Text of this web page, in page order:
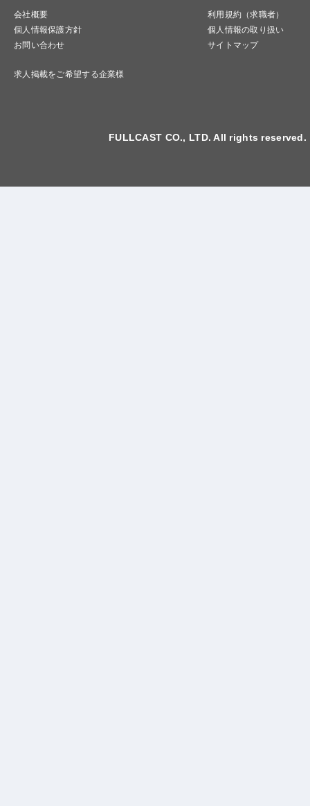
会社概要
利用規約（求職者）
個人情報保護方針
個人情報の取り扱い
お問い合わせ
サイトマップ
求人掲載をご希望する企業様
FULLCAST CO., LTD. All rights reserved.